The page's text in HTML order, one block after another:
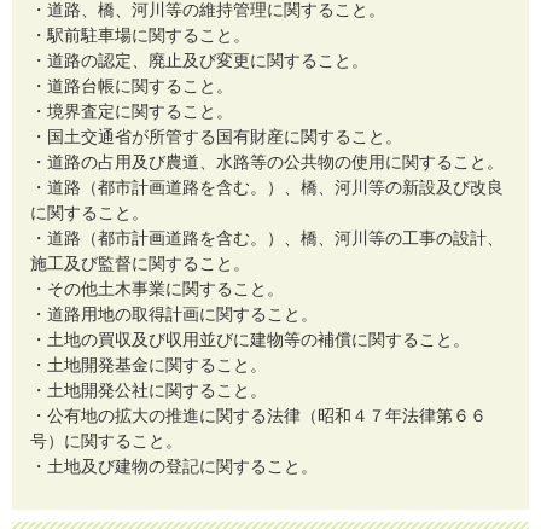
・道路、橋、河川等の維持管理に関すること。
・駅前駐車場に関すること。
・道路の認定、廃止及び変更に関すること。
・道路台帳に関すること。
・境界査定に関すること。
・国土交通省が所管する国有財産に関すること。
・道路の占用及び農道、水路等の公共物の使用に関すること。
・道路（都市計画道路を含む。）、橋、河川等の新設及び改良
に関すること。
・道路（都市計画道路を含む。）、橋、河川等の工事の設計、
施工及び監督に関すること。
・その他土木事業に関すること。
・道路用地の取得計画に関すること。
・土地の買収及び収用並びに建物等の補償に関すること。
・土地開発基金に関すること。
・土地開発公社に関すること。
・公有地の拡大の推進に関する法律（昭和４７年法律第６６
号）に関すること。
・土地及び建物の登記に関すること。